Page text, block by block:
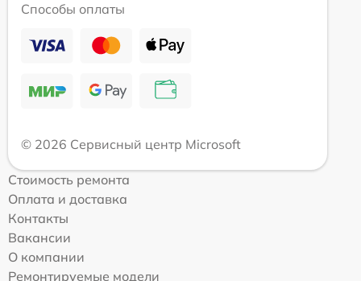
Способы оплаты
© 2026 Сервисный центр Microsoft
Стоимость ремонта
Оплата и доставка
Контакты
Вакансии
О компании
Ремонтируемые модели